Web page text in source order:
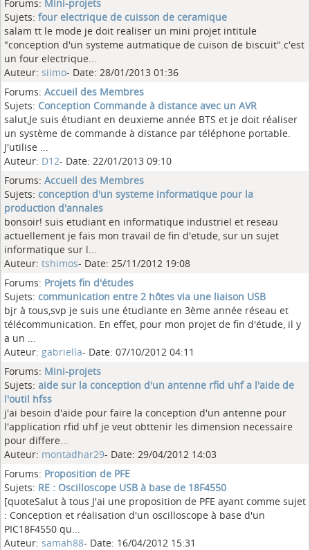
Forums: Mini-projets
Sujets: four electrique de cuisson de ceramique
salam tt le mode je doit realiser un mini projet intitule
"conception d'un systeme autmatique de cuison de biscuit".c'est
un four electrique...
Auteur: siimo- Date: 28/01/2013 01:36
Forums: Accueil des Membres
Sujets: Conception Commande à distance avec un AVR
salut,Je suis étudiant en deuxieme année BTS et je doit réaliser
un système de commande à distance par téléphone portable.
J'utilise ...
Auteur: D12- Date: 22/01/2013 09:10
Forums: Accueil des Membres
Sujets: conception d'un systeme informatique pour la
production d'annales
bonsoir! suis etudiant en informatique industriel et reseau
actuellement je fais mon travail de fin d'etude, sur un sujet
informatique sur l...
Auteur: tshimos- Date: 25/11/2012 19:08
Forums: Projets fin d'études
Sujets: communication entre 2 hôtes via une liaison USB
bjr à tous,svp je suis une étudiante en 3ème année réseau et
télécommunication. En effet, pour mon projet de fin d'étude, il y
a un ...
Auteur: gabriella- Date: 07/10/2012 04:11
Forums: Mini-projets
Sujets: aide sur la conception d'un antenne rfid uhf a l'aide de
l'outil hfss
j'ai besoin d'aide pour faire la conception d'un antenne pour
l'application rfid uhf je veut obttenir les dimension necessaire
pour differe...
Auteur: montadhar29- Date: 29/04/2012 14:03
Forums: Proposition de PFE
Sujets: RE : Oscilloscope USB à base de 18F4550
[quoteSalut à tous J'ai une proposition de PFE ayant comme sujet
: Conception et réalisation d'un oscilloscope à base d'un
PIC18F4550 qu...
Auteur: samah88- Date: 16/04/2012 15:31